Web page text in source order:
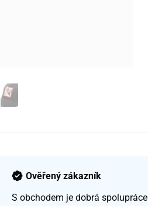
Ověřený zákazník
S obchodem je dobrá spolupráce